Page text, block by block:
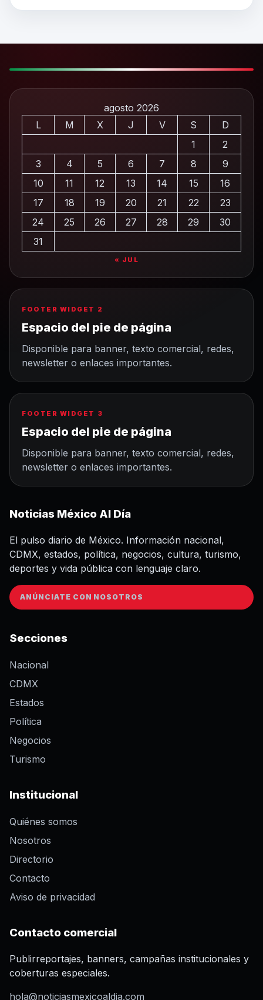
agosto 2026
L
M X J V S
D
1
2
3
4 5 6 7 8
9
10
11 12 13 14 15
16
17
18 19 20 21 22
23
24
25 26 27 28 29
30
31
« JUL
FOOTER WIDGET 2
Espacio del pie de página
Disponible para banner, texto comercial, redes,
newsletter o enlaces importantes.
FOOTER WIDGET 3
Espacio del pie de página
Disponible para banner, texto comercial, redes,
newsletter o enlaces importantes.
Noticias México Al Día
El pulso diario de México. Información nacional,
CDMX, estados, política, negocios, cultura, turismo,
deportes y vida pública con lenguaje claro.
ANÚNCIATE CON NOSOTROS
Secciones
Nacional
CDMX
Estados
Política
Negocios
Turismo
Institucional
Quiénes somos
Nosotros
Directorio
Contacto
Aviso de privacidad
Contacto comercial
Publirreportajes, banners, campañas institucionales y
coberturas especiales.
hola@noticiasmexicoaldia.com